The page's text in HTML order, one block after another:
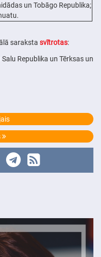
un Tobāgo Republika;
saraksta svītrotas:
Republika un Tērksas un